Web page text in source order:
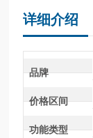
详细介绍
品牌
价格区间
功能类型